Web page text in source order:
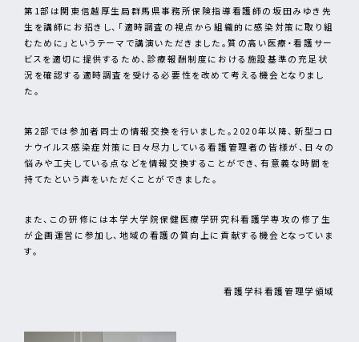
第1部は関東信越厚生局群馬県事務所保険指導看護師の坂田みゆき先
生を講師にお招きし、「適時調査の視点から組織的に感染対策に取り組
むために」というテーマで講演いただきました。質の高い医療・看護サー
ビスを適切に提供するため、診療報酬制度における施設基準の充足状
況を確認する適時調査を受ける必要性を改めて考える機会となりまし
た。
第2部では参加者同士の情報交換を行いました。2020年以降、新型コロ
ナウイルス感染症対策に日々尽力している看護管理者の皆様が、日々の
悩みや工夫している点などを情報交換することができ、有意義な時間を
持てたという声をいただくことができました。
また、この研修には本学大学院保健医療学研究科看護学専攻の修了生
が企画運営に参加し、地域の看護の質向上に貢献する機会となっていま
す。
看護学科看護管理学領域